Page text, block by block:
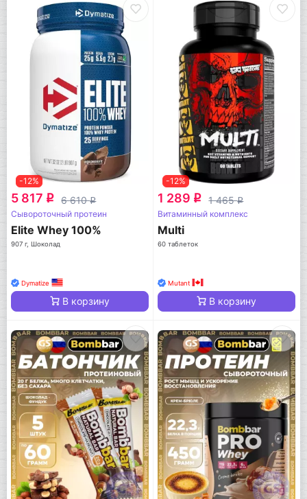
-12%
5 817 q 6 610q
Сывороточный протеин
Elite Whey 100%
907 г, Шоколад
Dymatize
В корзину
-12%
1 289 q 1 465q
Витаминный комплекс
Multi
60 таблеток
Mutant
В корзину